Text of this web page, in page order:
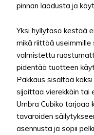
pinnan laadusta ja
Yksi hyllytaso kestää
mikä riittää useimmille
valmistettu
pidentää tuotteen
Pakkaus sisältää
sijoittaa vierekkäin tai
Umbra Cubiko tarjoaa
tavaroiden
asennusta ja sopii